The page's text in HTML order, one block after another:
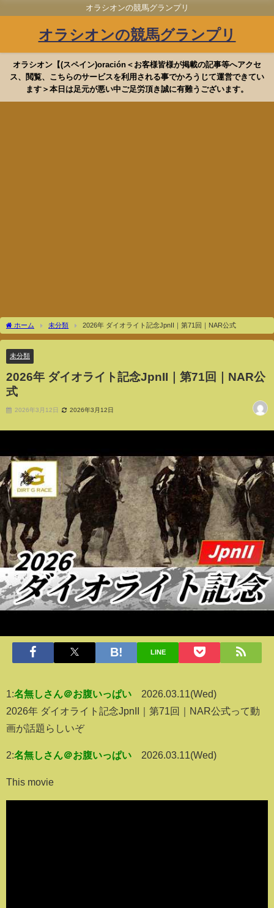
オラシオンの競馬グランプリ
オラシオンの競馬グランプリ
オラシオン【(スペイン)oración＜お客様皆様が掲載の記事等へアクセ
ス、閲覧、こちらのサービスを利用される事でかろうじて運営できてい
ます＞本日は足元が悪い中ご足労頂き誠に有難うございます。
ホーム 未分類 2026年 ダイオライト記念JpnII｜第71回｜NAR公式
未分類
2026年 ダイオライト記念JpnII｜第71回｜NAR公
式
2026年3月12日 2026年3月12日
LINE
1:名無しさん＠お腹いっぱい
2026.03.11(Wed)
2026年 ダイオライト記念JpnII｜第71回｜NAR公式って動
画が話題らしいぞ
2:名無しさん＠お腹いっぱい 2026.03.11(Wed)
This movie